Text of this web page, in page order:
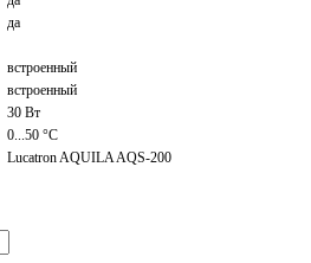
да
встроенный
встроенный
30 Вт
0...50 °С
Lucatron AQUILA AQS-200